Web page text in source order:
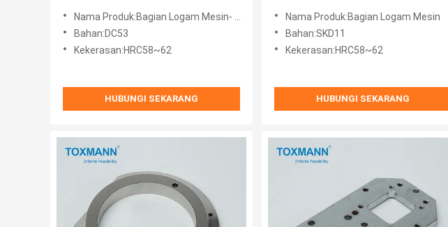
Asam
Nama Produk:Bagian Logam Mesin- Cincin Khusus
Bahan:DC53
Kekerasan:HRC58~62
HUBUNGI SEKARANG
Nama Produk:Bagian Logam Mesin
Bahan:SKD11
Kekerasan:HRC58~62
HUBUNGI SEKARANG